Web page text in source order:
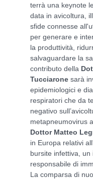
terrà una keynote
data in avicoltura,
sfide connesse
per generare e
la produttività,
salvaguardare la
contributo della
Tucciarone sarà
epidemiologici e
respiratori che da
negativo
metapneumovirus
Dottor Matteo
in Europa relativi
bursite infettiva,
responsabile di
La comparsa di